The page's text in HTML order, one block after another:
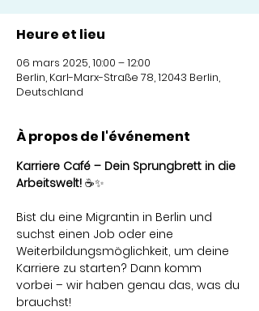
Heure et lieu
06 mars 2025, 10:00 – 12:00
Berlin, Karl-Marx-Straße 78, 12043 Berlin,
Deutschland
À propos de l'événement
Karriere Café – Dein Sprungbrett in die
Arbeitswelt! ☕✨
Bist du eine Migrantin in Berlin und
suchst einen Job oder eine
Weiterbildungsmöglichkeit, um deine
Karriere zu starten? Dann komm
vorbei – wir haben genau das, was du
brauchst!